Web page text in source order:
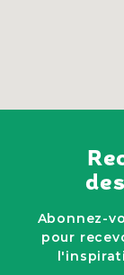
Abonnez-
pour